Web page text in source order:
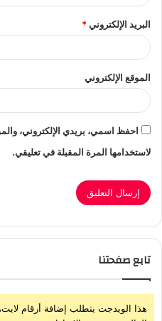
البريد الإلكتروني*
الموقع الإلكتروني
احفظ اسمي، بريدي الإلكتروني،
لاستخدامها المرة المقبلة في تعليقي.
تابع صفحتنا
هذا الويدجت يتطلب إضافة أرقام